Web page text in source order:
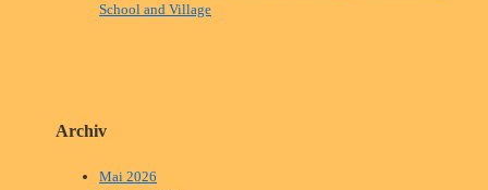
School and Village
Archiv
Mai 2026